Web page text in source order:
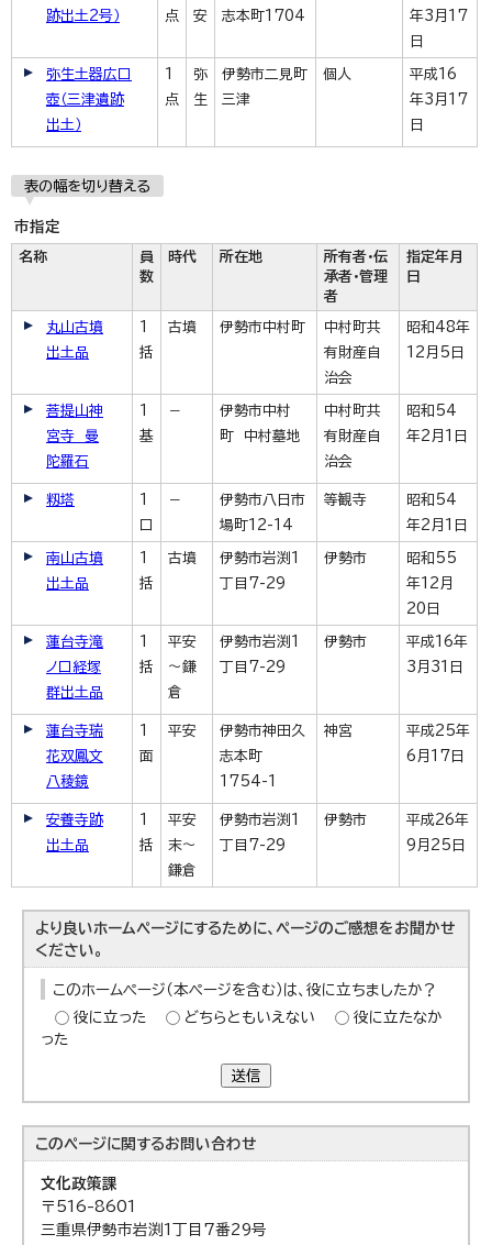
跡出土2号）
点
安
志本町1704
年3月17
日
弥生土器広口
壺（三津遺跡
出土）
点
弥
生
伊勢市二見町
三津
個人
平成16
年3月17
日
表の幅を切り替える
市指定
名称
員
数
時代 所在地
所有者・伝
承者・管理
者
指定年月
日
丸山古墳
出土品
括
古墳 伊勢市中村町
中村町共
有財産自
治会
昭和48年
12月5日
菩提山神
宮寺 曼
陀羅石
基
－
伊勢市中村
町 中村墓地
中村町共
有財産自
治会
昭和54
年2月1日
籾塔 －
伊勢市八日市
場町12-14
等観寺
昭和54
年2月1日
南山古墳
出土品
括
古墳
伊勢市岩渕1
丁目7-29
伊勢市
昭和55
年12月
20日
蓮台寺滝
ノ口経塚
群出土品
括
平安
～鎌
倉
伊勢市岩渕1
丁目7-29
伊勢市
平成16年
3月31日
蓮台寺瑞
花双鳳文
八稜鏡
面
平安
伊勢市神田久
志本町
1754-1
神宮
平成25年
6月17日
安養寺跡
出土品
括
平安
末～
鎌倉
伊勢市岩渕1
丁目7-29
伊勢市
平成26年
9月25日
より良いホームページにするために、ページのご感想をお聞かせ
ください。
このホームページ（本ページを含む）は、役に立ちましたか？
役に立った
どちらともいえない
役に立たなか
った
送信
このページに関するお問い合わせ
文化政策課
〒516-8601
三重県伊勢市岩渕1丁目7番29号